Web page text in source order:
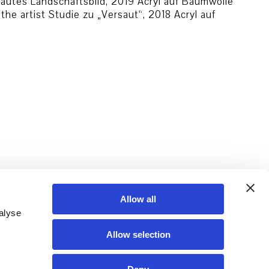
Allow all
Allow selection
artist Studie zu „Versaut“, 2018 Acryl auf